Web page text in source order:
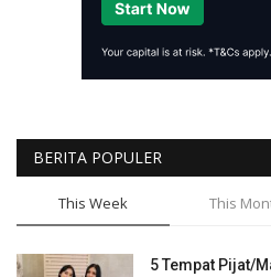
BERITA POPULER
This Week This
5 Tempat Pijat/